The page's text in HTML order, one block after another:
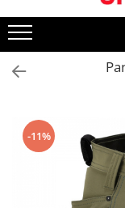
Hartie copiator si
tipografice
Produse
Detergenti si
Saci menajeri
Agende, calendare
Agende
Organizatoare
-11%